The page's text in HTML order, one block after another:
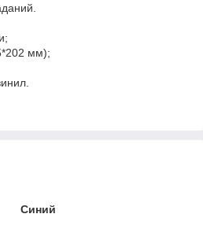
мм);
Синий